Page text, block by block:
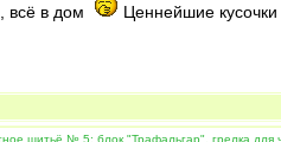
всё в дом Ценнейшие
шитьё № 5: блок "Трафальгар", грелка для